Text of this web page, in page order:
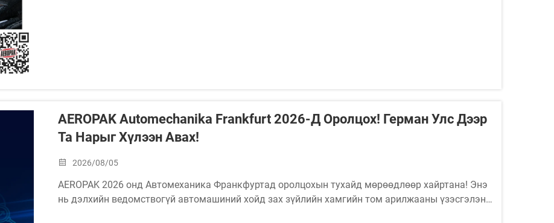
AEROPAK Automechanika Frankfurt 2026-Д Оролцох! Герман Улс Дээр
Та Нарыг Хүлээн Авах!
2026/08/05
AEROPAK 2026 онд Автомеханика Франкфуртад оролцохын тухайд мөрөөдлөөр хайртана! Энэ
нь дэлхийн ведомствогүй автомашиний хойд зах зүйлийн хамгийн том арилжааны үзэсгэлэн